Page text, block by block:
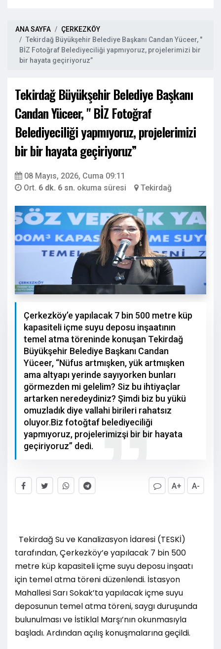
ANA SAYFA
ÇERKEZKÖY
Tekirdağ Büyükşehir Belediye Başkanı Candan Yüceer, "
BİZ Fotoğraf Belediyeciliği yapmıyoruz, projelerimizi bir
bir hayata geçiriyoruz”
Tekirdağ Büyükşehir Belediye Başkanı
Candan Yüceer, " BİZ Fotoğraf
Belediyeciliği yapmıyoruz, projelerimizi
bir bir hayata geçiriyoruz”
08 Mayıs, 2026, Cuma 09:11
Ort. 6 dk. 6 sn. okuma süresi Tekirdağ
Çerkezköy’e yapılacak 7 bin 500 metre küp
kapasiteli içme suyu deposu inşaatının
temel atma töreninde konuşan Tekirdağ
Büyükşehir Belediye Başkanı Candan
Yüceer, “Nüfus artmışken, yük artmışken
ama altyapı yerinde sayıyorken bunları
görmezden mi gelelim? Siz bu ihtiyaçlar
artarken neredeydiniz? Şimdi biz bu yükü
omuzladık diye vallahi birileri rahatsız
oluyor.Biz fotoğtaf belediyeciliği
yapmıyoruz, projelerimizşi bir bir hayata
geçiriyoruz” dedi.
A+ A-
Tekirdağ Su ve Kanalizasyon İdaresi (TESKİ)
tarafından, Çerkezköy’e yapılacak 7 bin 500
metre küp kapasiteli içme suyu deposu inşaatı
için temel atma töreni düzenlendi. İstasyon
Mahallesi Sarı Sokak’ta yapılacak içme suyu
deposunun temel atma töreni, saygı duruşunda
bulunulması ve İstiklal Marşı’nın okunmasıyla
başladı. Ardından açılış konuşmalarına geçildi.